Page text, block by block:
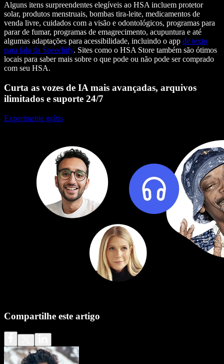
Alguns itens surpreendentes elegíveis ao HSA incluem protetor
solar, produtos menstruais, bombas tira-leite, medicamentos de
venda livre, cuidados com a visão e odontológicos, programas para
parar de fumar, programas de emagrecimento, acupuntura e até
algumas adaptações para acessibilidade, incluindo o app de texto
para fala da Speechify. Sites como o HSA Store também são ótimos
locais para saber mais sobre o que pode ou não pode ser comprado
com seu HSA.
Curta as vozes de IA mais avançadas, arquivos
ilimitados e suporte 24/7
Experimente grátis
Compartilhe este artigo